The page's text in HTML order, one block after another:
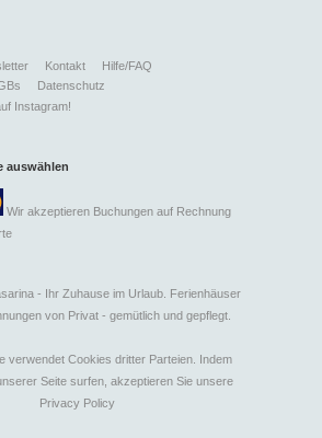
Kontakt
Hilfe/FAQ
Datenschutz
Instagram!
auswählen
Wir akzeptieren Buchungen auf Rechnung
- Ihr Zuhause im Urlaub. Ferienhäuser
von Privat - gemütlich und gepflegt.
verwendet Cookies dritter Parteien. Indem
Seite surfen, akzeptieren Sie unsere
Privacy Policy